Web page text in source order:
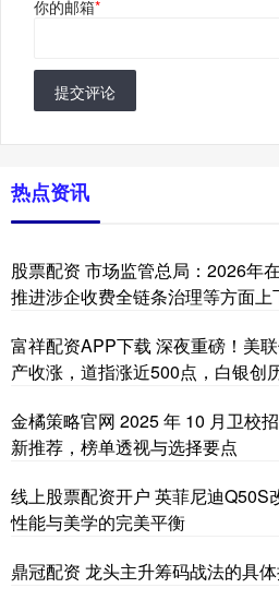
你的邮箱*
提交评论
热点资讯
股票配资 市场监管总局：2026年在
推进涉企收费全链条治理等方面上
富祥配资APP下载 深夜重磅！美
产收涨，道指涨近500点，白银创
金橘策略官网 2025 年 10 月卫校
新推荐，榜单透视与选择要点
线上股票配资开户 英菲尼迪
性能与美学的完美平衡
鼎冠配资 龙头主升筹码战法的具